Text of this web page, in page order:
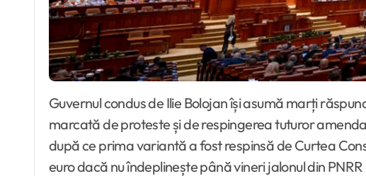
Guvernul condus de Ilie Bolojan își asumă marți răspunderea în Parlament pe proiectul legii pensiilor magistraților, într-o ședință tensionată,
marcată de proteste și de respingerea tuturor
după ce prima variantă a fost respinsă de Curtea
euro dacă nu îndeplinește până vineri jalonul din